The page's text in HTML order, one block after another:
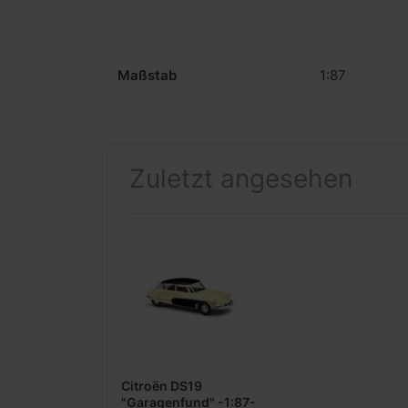
Maßstab 1:87
Zuletzt angesehen
Citroën DS19
"Garagenfund" -1:87-